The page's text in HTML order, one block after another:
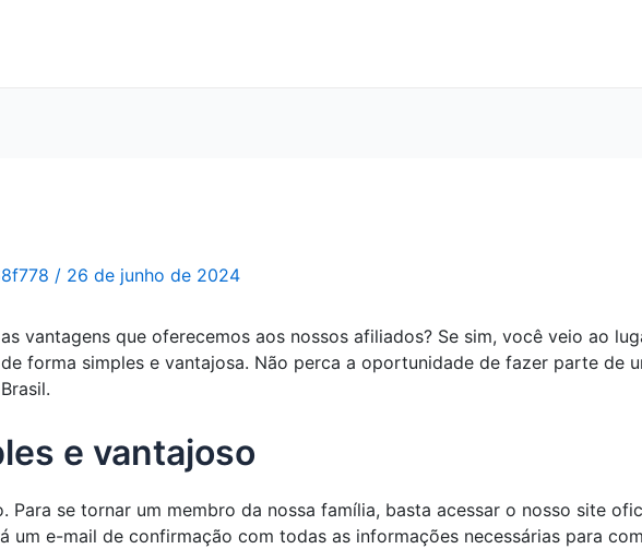
/ 26 de junho de 2024
vantagens que oferecemos aos nossos afiliados? Se sim, você veio ao
forma simples e vantajosa. Não perca a oportunidade de fazer parte de
e vantajoso
Para se tornar um membro da nossa família, basta acessar o nosso site
um e-mail de confirmação com todas as informações necessárias para